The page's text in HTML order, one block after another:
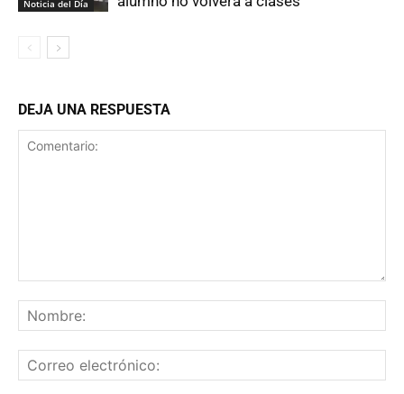
Noticia del Día
DEJA UNA RESPUESTA